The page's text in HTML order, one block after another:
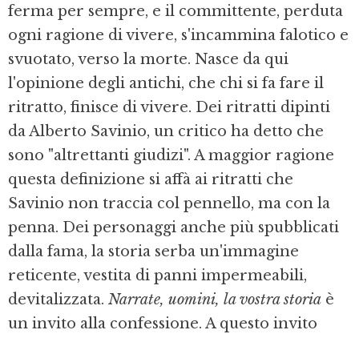
ferma per sempre, e il committente, perduta
ogni ragione di vivere, s'incammina falotico e
svuotato, verso la morte. Nasce da qui
l'opinione degli antichi, che chi si fa fare il
ritratto, finisce di vivere. Dei ritratti dipinti
da Alberto Savinio, un critico ha detto che
sono "altrettanti giudizi". A maggior ragione
questa definizione si affà ai ritratti che
Savinio non traccia col pennello, ma con la
penna. Dei personaggi anche più spubblicati
dalla fama, la storia serba un'immagine
reticente, vestita di panni impermeabili,
devitalizzata. Narrate, uomini, la vostra storia è
un invito alla confessione. A questo invito